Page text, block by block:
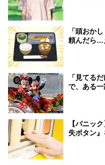
「頭おか
頼んだら…
「見てる
で、ある
【パニッ
失ボタン』